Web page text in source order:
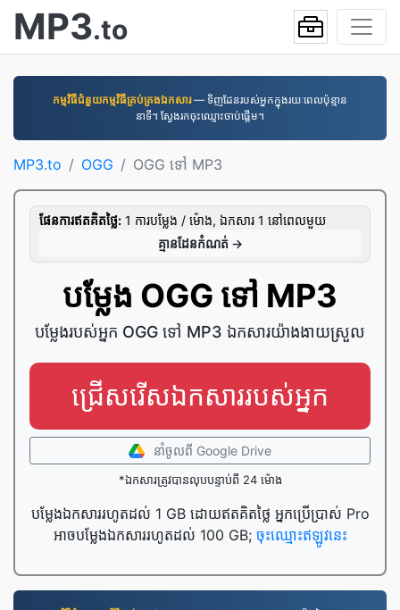
MP3.to
កម្មវិធី​ជំនួយ​កម្មវិធី​គ្រប់គ្រង​ឯកសារ— ទិញដែនរបស់អ្នកក្នុងរយៈពេលប៉ុន្មាន
នាទី។ ស្វែងរកចុះឈ្មោះចាប់ផ្តើម។
MP3.to OGG OGG ទៅ MP3
ផែនការ​ឥត​គិត​ថ្លៃ: 1 ការ​បម្លែង / ម៉ោង, ឯកសារ 1 នៅ​ពេល​មួយ
គ្មាន​ដែន​កំណត់ →
បម្លែង OGG ទៅ MP3
បម្លែងរបស់អ្នក OGG ទៅ MP3 ឯកសារយ៉ាងងាយស្រួល
ជ្រើសរើសឯកសាររបស់អ្នក
នាំចូល​ពី Google Drive
*ឯកសារត្រូវបានលុបបន្ទាប់ពី 24 ម៉ោង
បម្លែងឯកសាររហូតដល់ 1 GB ដោយឥតគិតថ្លៃ អ្នកប្រើប្រាស់ Pro
អាចបម្លែងឯកសាររហូតដល់ 100 GB; ចុះឈ្មោះឥឡូវនេះ